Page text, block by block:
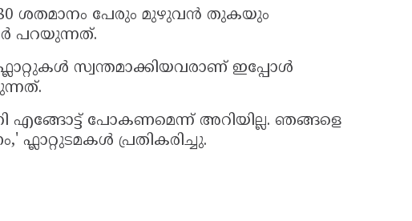
80 ശതമാനം പേരും മുഴുവൻ തുകയും
പറയുന്നത്.
ഫ്ലാറ്റുകൾ സ്വന്തമാക്കിയവരാണ് ഇപ്പോൾ
പോകണമെന്ന് അറിയില്ല. ഞങ്ങളെ
പ്രതികരിച്ചു.